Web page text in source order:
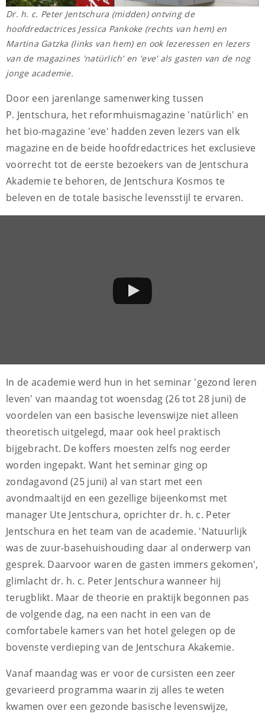
Dr. h. c. Peter Jentschura (midden) ontving de
hoofdredactrices Jessica Pankoke (rechts van hem) en
Martina Gatzka (links van hem) en ook lezeressen en lezers
van de magazines 'natürlich' en 'eve' als gasten van de nog
jonge academie.
Door een jarenlange samenwerking tussen
P. Jentschura, het reformhuismagazine 'natürlich' en
het bio-magazine 'eve' hadden zeven lezers van elk
magazine en de beide hoofdredactrices het exclusieve
voorrecht tot de eerste bezoekers van de Jentschura
Akademie te behoren, de Jentschura Kosmos te
beleven en de totale basische levensstijl te ervaren.
In de academie werd hun in het seminar 'gezond leren
leven' van maandag tot woensdag (26 tot 28 juni) de
voordelen van een basische levenswijze niet alleen
theoretisch uitgelegd, maar ook heel praktisch
bijgebracht. De koffers moesten zelfs nog eerder
worden ingepakt. Want het seminar ging op
zondagavond (25 juni) al van start met een
avondmaaltijd en een gezellige bijeenkomst met
manager Ute Jentschura, oprichter dr. h. c. Peter
Jentschura en het team van de academie. 'Natuurlijk
was de zuur-basehuishouding daar al onderwerp van
gesprek. Daarvoor waren de gasten immers gekomen',
glimlacht dr. h. c. Peter Jentschura wanneer hij
terugblikt. Maar de theorie en praktijk begonnen pas
de volgende dag, na een nacht in een van de
comfortabele kamers van het hotel gelegen op de
bovenste verdieping van de Jentschura Akakemie.
Vanaf maandag was er voor de cursisten een zeer
gevarieerd programma waarin zij alles te weten
kwamen over een gezonde basische levenswijze,